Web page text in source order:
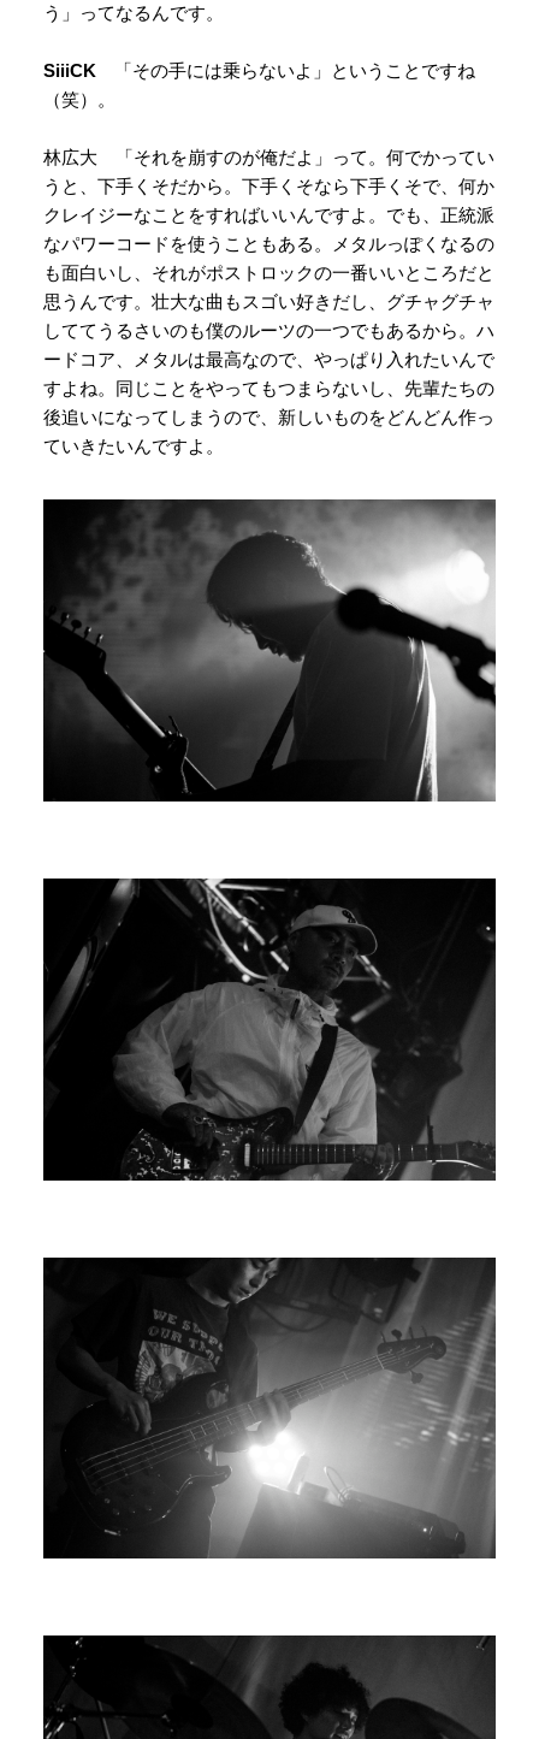
う」ってなるんです。
SiiiCK 「その手には乗らないよ」ということですね
（笑）。
林広大 「それを崩すのが俺だよ」って。何でかってい
うと、下手くそだから。下手くそなら下手くそで、何か
クレイジーなことをすればいいんですよ。でも、正統派
なパワーコードを使うこともある。メタルっぽくなるの
も面白いし、それがポストロックの一番いいところだと
思うんです。壮大な曲もスゴい好きだし、グチャグチャ
しててうるさいのも僕のルーツの一つでもあるから。ハ
ードコア、メタルは最高なので、やっぱり入れたいんで
すよね。同じことをやってもつまらないし、先輩たちの
後追いになってしまうので、新しいものをどんどん作っ
ていきたいんですよ。